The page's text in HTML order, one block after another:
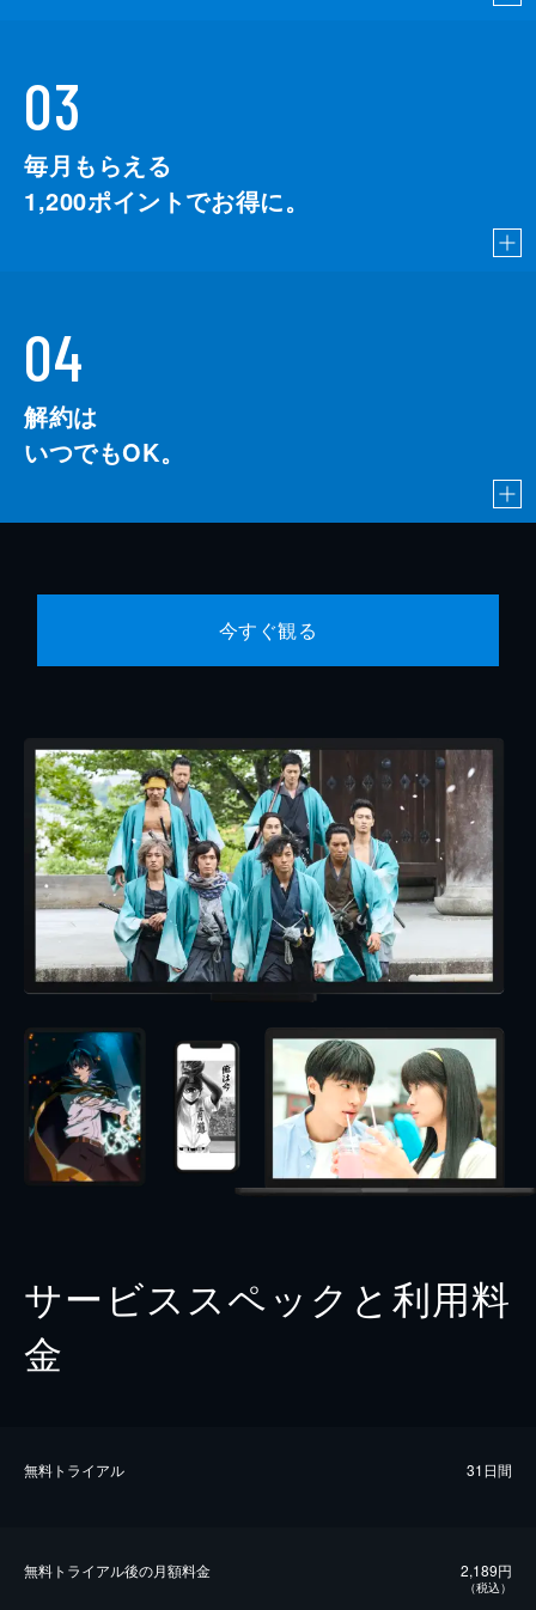
03
毎月もらえる
1,200ポイントでお得に。
04
解約は
いつでもOK。
今すぐ観る
サービススペックと利用料
金
無料トライアル 31日間
無料トライアル後の⽉額料金 2,189円
（税込）